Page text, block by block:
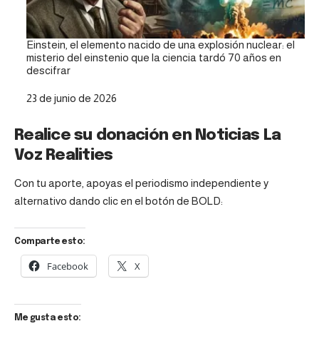
Einstein, el elemento nacido de una explosión nuclear: el
misterio del einstenio que la ciencia tardó 70 años en
descifrar
Fecha
23 de junio de 2026
Realice su donación en Noticias La
Voz Realities
Con tu aporte, apoyas el periodismo independiente y
alternativo dando clic en el botón de BOLD:
Comparte esto:
Facebook X
Me gusta esto: